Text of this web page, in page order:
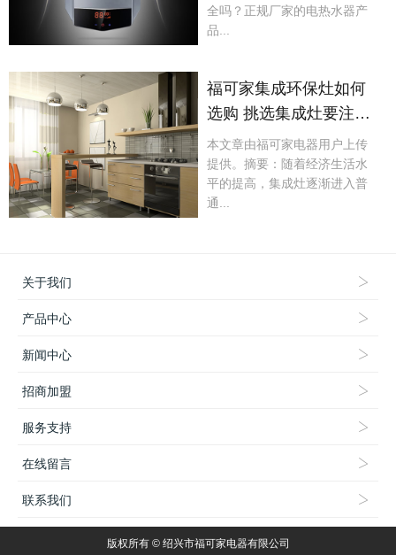
全吗？正规厂家的电热水器产
品...
福可家集成环保灶如何
选购 挑选集成灶要注意
什么
本文章由福可家电器用户上传
提供。摘要：随着经济生活水
平的提高，集成灶逐渐进入普
通...
关于我们
产品中心
新闻中心
招商加盟
服务支持
在线留言
联系我们
版权所有 © 绍兴市福可家电器有限公司